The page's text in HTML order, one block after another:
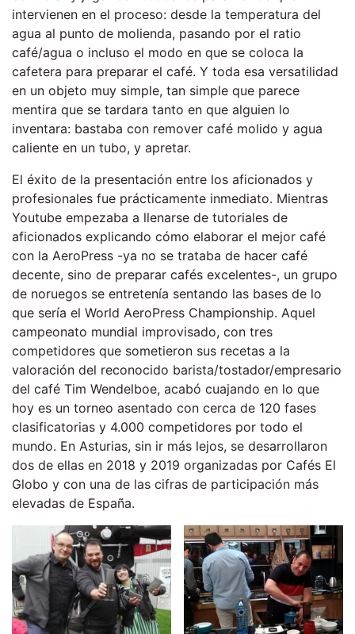
intervienen en el proceso: desde la temperatura del
agua al punto de molienda, pasando por el ratio
café/agua o incluso el modo en que se coloca la
cafetera para preparar el café. Y toda esa versatilidad
en un objeto muy simple, tan simple que parece
mentira que se tardara tanto en que alguien lo
inventara: bastaba con remover café molido y agua
caliente en un tubo, y apretar.
El éxito de la presentación entre los aficionados y
profesionales fue prácticamente inmediato. Mientras
Youtube empezaba a llenarse de tutoriales de
aficionados explicando cómo elaborar el mejor café
con la AeroPress -ya no se trataba de hacer café
decente, sino de preparar cafés excelentes-, un grupo
de noruegos se entretenía sentando las bases de lo
que sería el World AeroPress Championship. Aquel
campeonato mundial improvisado, con tres
competidores que sometieron sus recetas a la
valoración del reconocido barista/tostador/empresario
del café Tim Wendelboe, acabó cuajando en lo que
hoy es un torneo asentado con cerca de 120 fases
clasificatorias y 4.000 competidores por todo el
mundo. En Asturias, sin ir más lejos, se desarrollaron
dos de ellas en 2018 y 2019 organizadas por Cafés El
Globo y con una de las cifras de participación más
elevadas de España.